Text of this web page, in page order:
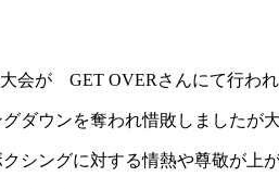
会が GET OVERさんにて行わ
ダウンを奪われ惜敗しましたが
シングに対する情熱や尊敬が上